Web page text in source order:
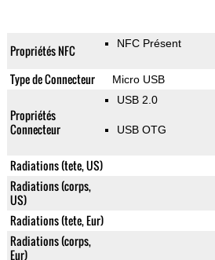
Propriétés NFC NFC Présent
Type de Connecteur Micro USB
Propriétés
Connecteur
USB 2.0
USB OTG
Radiations (tete, US)
Radiations (corps,
US)
Radiations (tete, Eur)
Radiations (corps,
Eur)